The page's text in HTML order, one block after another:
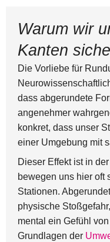
Warum wir
Kanten
Die Vorliebe für
dass abgerundete
angenehmer
konkret, dass unser
einer Umgebung mit
Dieser Effekt ist in
bewegen uns hier oft
Stationen.
physische
mental ein Gefühl
Grundlagen der